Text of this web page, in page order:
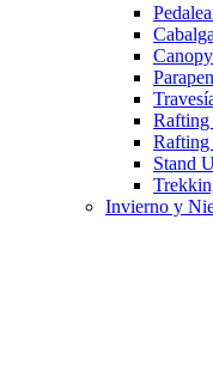
Rafting
Stand
Invierno y